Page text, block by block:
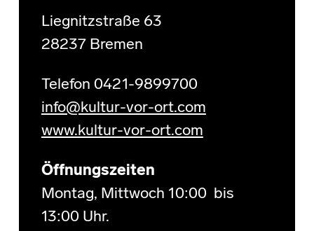
Liegnitzstraße 63
28237 Bremen
Telefon 0421-9899700
info@kultur-vor-ort.com
www.kultur-vor-ort.com
Öffnungszeiten
Montag, Mittwoch 10:00 bis
13:00 Uhr.